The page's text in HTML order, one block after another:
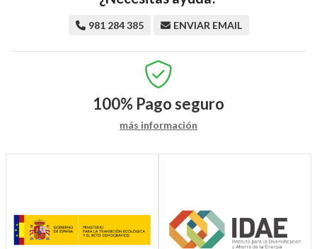
981 284 385 ENVIAR EMAIL
100% Pago seguro
más información